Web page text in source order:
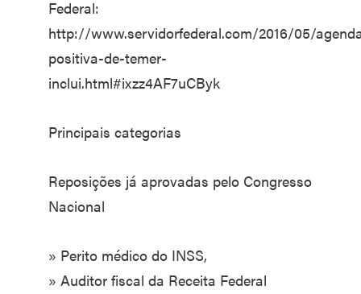
Federal:
http://www.servidorfederal.com/2016/05/
positiva-de-temer-
inclui.html#ixzz4AF7uCByk
Principais categorias
Reposições já aprovadas pelo Congresso
Nacional
» Perito médico do INSS,
» Auditor fiscal da Receita Federal